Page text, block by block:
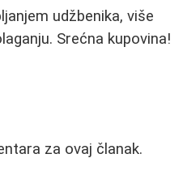
udžbenika, više
Srećna kupovina!
za ovaj članak.